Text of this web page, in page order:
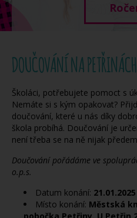
DOUČOVÁNÍ NA
Školáci, potřebujete pomoct s
Nemáte si s kým opakovat?
doučování, které u nás díky
škola probíhá. Doučování je
není třeba se na ně nijak
Doučování pořádáme ve
o.p.s.
Datum konání: 21.01.2025
Místo konání: Městská